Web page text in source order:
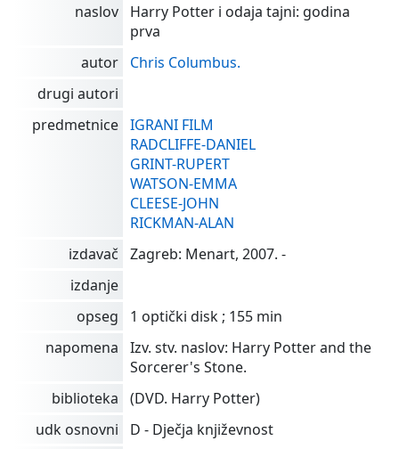
naslov
Harry Potter i odaja tajni: godina
prva
autor
Chris Columbus.
drugi autori
predmetnice IGRANI FILM
RADCLIFFE-DANIEL
GRINT-RUPERT
WATSON-EMMA
CLEESE-JOHN
RICKMAN-ALAN
izdavač
Zagreb: Menart, 2007. -
izdanje
opseg
1 optički disk ; 155 min
napomena
Izv. stv. naslov: Harry Potter and the
Sorcerer's Stone.
biblioteka
(DVD. Harry Potter)
udk osnovni
D - Dječja književnost